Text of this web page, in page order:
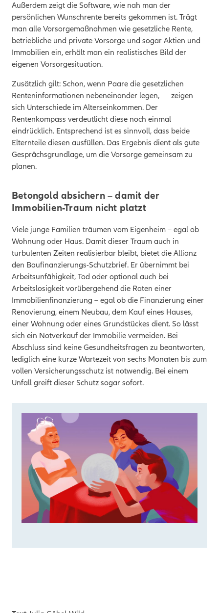
Außerdem zeigt die Software, wie nah man der
persönlichen Wunschrente bereits gekommen ist. Trägt
man alle Vorsorgemaßnahmen wie gesetzliche Rente,
betriebliche und private Vorsorge und sogar Aktien und
Immobilien ein, erhält man ein realistisches Bild der
eigenen Vorsorgesituation.
Zusätzlich gilt: Schon, wenn Paare die gesetzlichen
Renteninformationen nebeneinander legen,
zeigen
sich Unterschiede im Alterseinkommen. Der
Rentenkompass verdeutlicht diese noch einmal
eindrücklich. Entsprechend ist es sinnvoll, dass beide
Elternteile diesen ausfüllen. Das Ergebnis dient als gute
Gesprächsgrundlage, um die Vorsorge gemeinsam zu
planen.
Betongold absichern – damit der
Immobilien-Traum nicht platzt
Viele junge Familien träumen vom Eigenheim – egal ob
Wohnung oder Haus. Damit dieser Traum auch in
turbulenten Zeiten realisierbar bleibt, bietet die Allianz
den Baufinanzierungs-Schutzbrief. Er übernimmt bei
Arbeitsunfähigkeit, Tod oder optional auch bei
Arbeitslosigkeit vorübergehend die Raten einer
Immobilienfinanzierung – egal ob die Finanzierung einer
Renovierung, einem Neubau, dem Kauf eines Hauses,
einer Wohnung oder eines Grundstückes dient. So lässt
sich ein Notverkauf der Immobilie vermeiden. Bei
Abschluss sind keine Gesundheitsfragen zu beantworten,
lediglich eine kurze Wartezeit von sechs Monaten bis zum
vollen Versicherungsschutz ist notwendig. Bei einem
Unfall greift dieser Schutz sogar sofort.